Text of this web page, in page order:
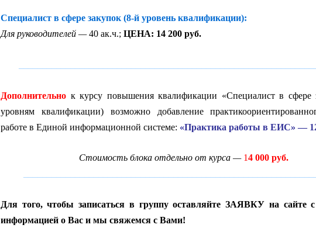
Специалист в сфере закупок (8-й уровень квалификации):
Для руководителей —40 ак.ч.; ЦЕНА: 14 200 руб.
Дополнительно к курсу повышения квалификации «Специалист в сфере
уровням квалификации) возможно добавление
работе в Единой информационной системе: «Практика работы в ЕИС» —
Стоимость блока отдельно от курса —14 000 руб.
Для того, чтобы записаться в группу оставляйте ЗАЯВКУ на сайте
информацией о Вас и мы свяжемся с Вами!